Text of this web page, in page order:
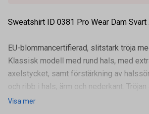
Sweatshirt ID 0381 Pro Wear Dam Svart
EU-blommancertifierad, slitstark tröja
Klassisk modell med rund hals, med
axelstycket, samt förstärkning av
och ribb i hals, ärm och nederkant.
ansv
Visa mer